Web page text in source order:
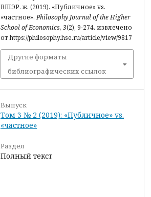
ВШЭР. ж. (2019). «Публичное» vs.
«частное».Philosophy Journal of the Higher
School of Economics, 3(2), 9-274. извлечено
от https://philosophy.hse.ru/article/view/9817
Другие форматы
библиографических ссылок
Выпуск
Том 3 № 2 (2019): «Публичное» vs.
«частное»
Раздел
Полный текст